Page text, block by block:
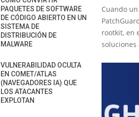
Cuando
rootkit, en
PAQUETES DE SOFTWARE
DE CÓDIGO ABIERTO EN UN
SISTEMA DE
DISTRIBUCIÓN DE
MALWARE
VULNERABILIDAD OCULTA
EN COMET/ATLAS
(NAVEGADORES IA) QUE
LOS ATACANTES
EXPLOTAN